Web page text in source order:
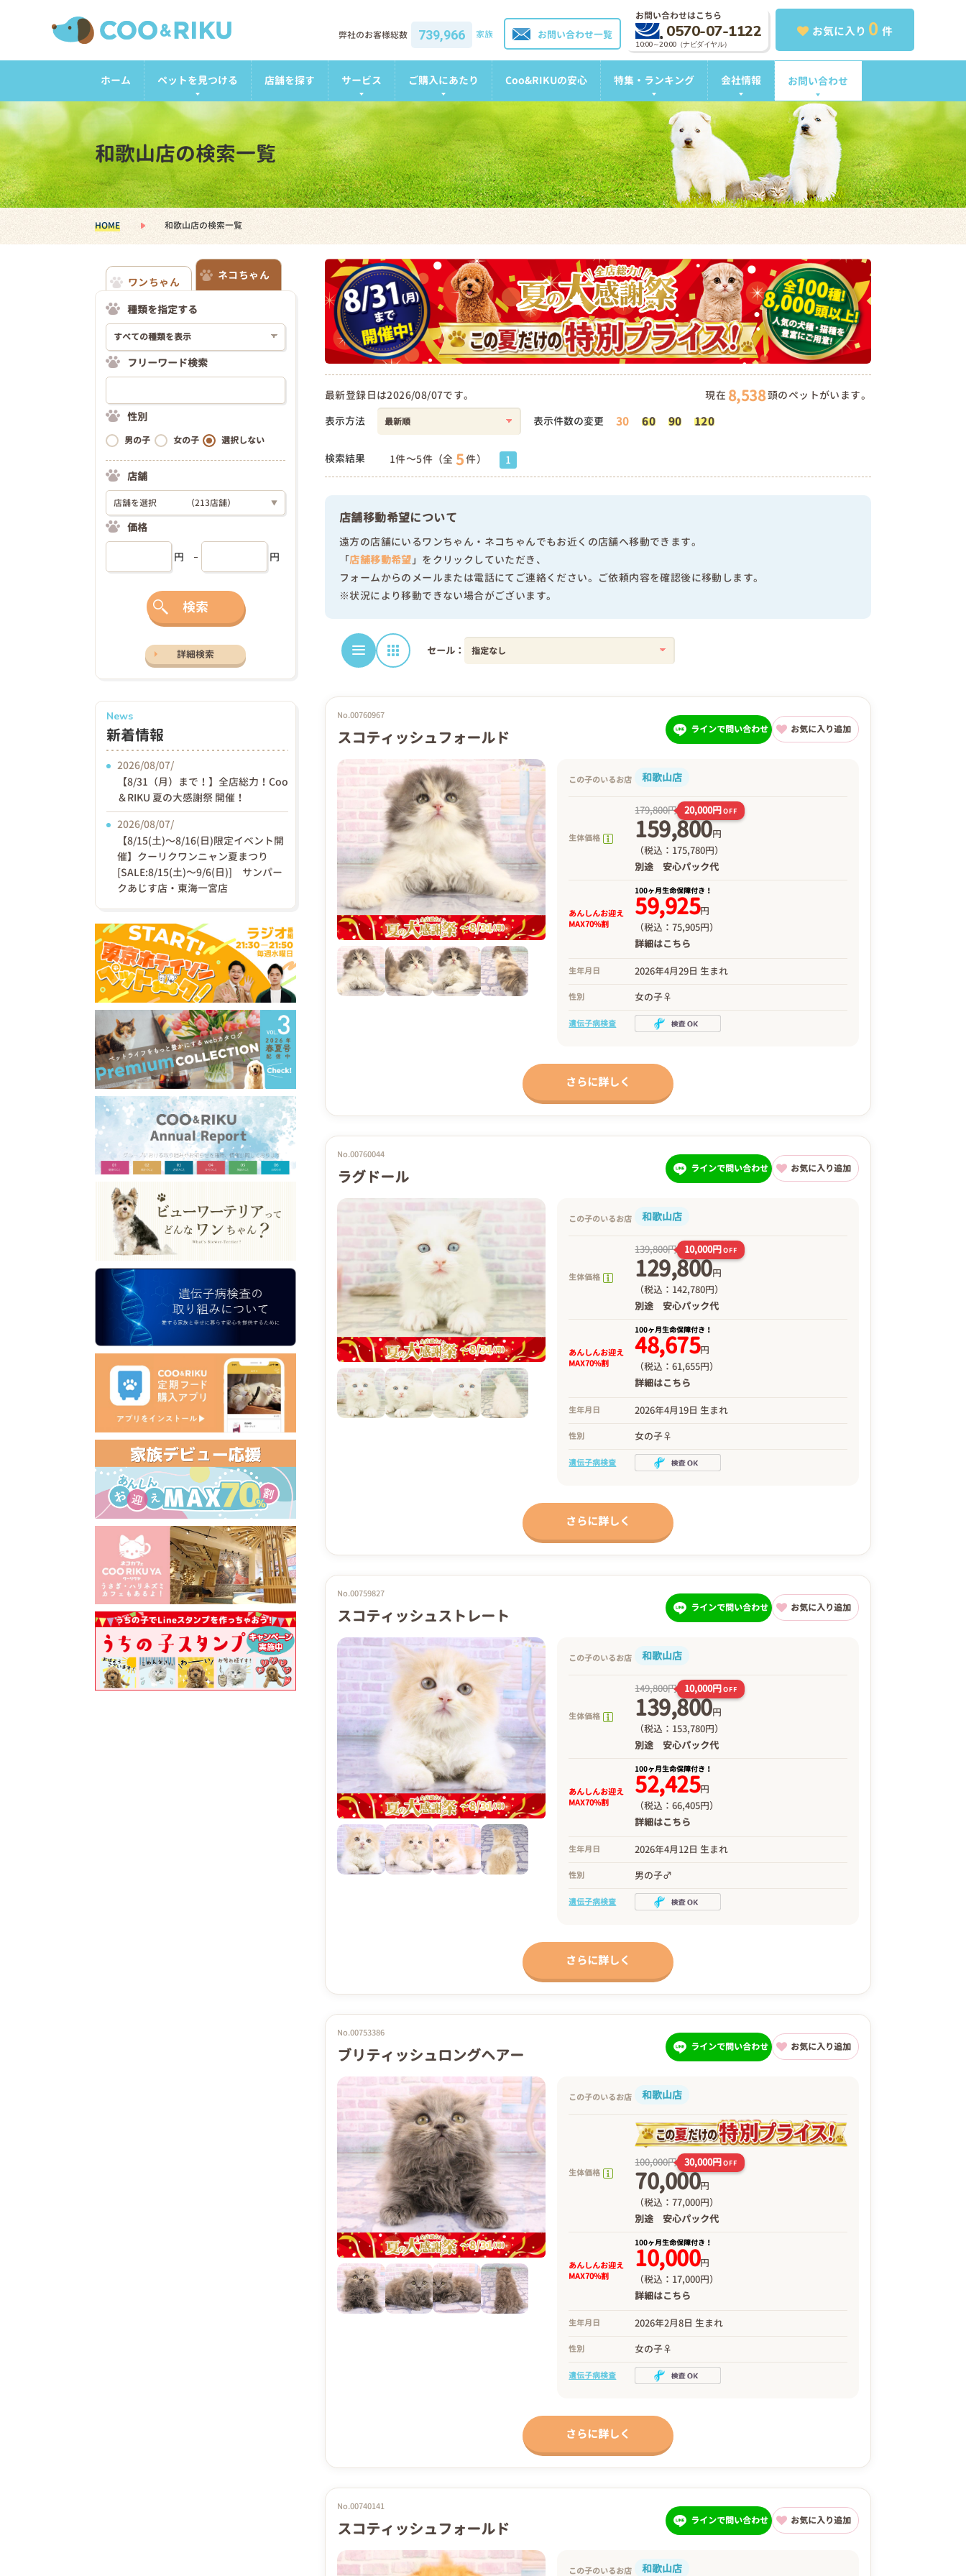
お気に入り 0 件
お問い合わせはこちら
0570-07-1122
10:00～20:00（ナビダイヤル）
お問い合わせ一覧
弊社のお客様総数 739,966 家族
ホーム ペットを見つける 店舗を探す サービス ご購入にあたり Coo&RIKUの安心 特集・ランキング 会社情報 お問い合わせ
和歌山店の検索一覧
HOME 和歌山店の検索一覧
現在 8,538頭のペットがいます。
最新登録日は2026/08/07です。
表示方法
表示件数の変更 30 60 90 120
検索結果 1件～5件（全 5件） 1
店舗移動希望について
遠方の店舗にいるワンちゃん・ネコちゃんでもお近くの店舗へ移動できます。
「店舗移動希望 」をクリックしていただき、
フォームからのメールまたは電話にてご連絡ください。ご依頼内容を確認後に移動します。
※状況により移動できない場合がございます。
セール：
No.00760967
スコティッシュフォールド ラインで問い合わせ お気に入り追加
この子のいるお店 和歌山店
生体価格
179,800円 20,000円OFF
159,800円
（税込：175,780円）
別途 安心パック代
あんしんお迎え
MAX70%割
100ヶ月生命保障付き！
59,925円
（税込：75,905円）
詳細はこちら
生年月日 2026年4月29日 生まれ
性別 女の子♀
遺伝子病検査
さらに詳しく
No.00760044
ラグドール ラインで問い合わせ お気に入り追加
この子のいるお店 和歌山店
生体価格
139,800円 10,000円OFF
129,800円
（税込：142,780円）
別途 安心パック代
あんしんお迎え
MAX70%割
100ヶ月生命保障付き！
48,675円
（税込：61,655円）
詳細はこちら
生年月日 2026年4月19日 生まれ
性別 女の子♀
遺伝子病検査
さらに詳しく
No.00759827
スコティッシュストレート ラインで問い合わせ お気に入り追加
この子のいるお店 和歌山店
生体価格
149,800円 10,000円OFF
139,800円
（税込：153,780円）
別途 安心パック代
あんしんお迎え
MAX70%割
100ヶ月生命保障付き！
52,425円
（税込：66,405円）
詳細はこちら
生年月日 2026年4月12日 生まれ
性別 男の子♂
遺伝子病検査
さらに詳しく
No.00753386
ブリティッシュロングヘアー ラインで問い合わせ お気に入り追加
この子のいるお店 和歌山店
生体価格
100,000円 30,000円OFF
70,000円
（税込：77,000円）
別途 安心パック代
あんしんお迎え
MAX70%割
100ヶ月生命保障付き！
10,000円
（税込：17,000円）
詳細はこちら
生年月日 2026年2月8日 生まれ
性別 女の子♀
遺伝子病検査
さらに詳しく
No.00740141
スコティッシュフォールド ラインで問い合わせ お気に入り追加
この子のいるお店 和歌山店
ワンちゃん
ネコちゃん
種類を指定する
フリーワード検索
性別
男の子 女の子 選択しない
店舗
店舗を選択 （213店舗） ▼
価格
円 円
検索
詳細検索
News
新着情報
2026/08/07/
【8/31（月）まで！】全店総力！Coo
＆RIKU 夏の大感謝祭 開催！
2026/08/07/
【8/15(土)〜8/16(日)限定イベント開
催】クーリクワンニャン夏まつり
[SALE:8/15(土)～9/6(日)] サンパー
クあじす店・東海一宮店